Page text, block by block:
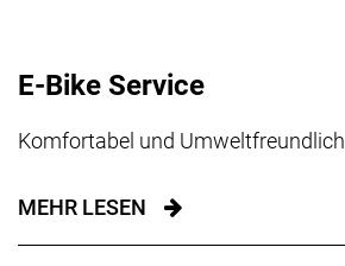
E-Bike Service
Komfortabel und Umweltfreundlich
MEHR LESEN